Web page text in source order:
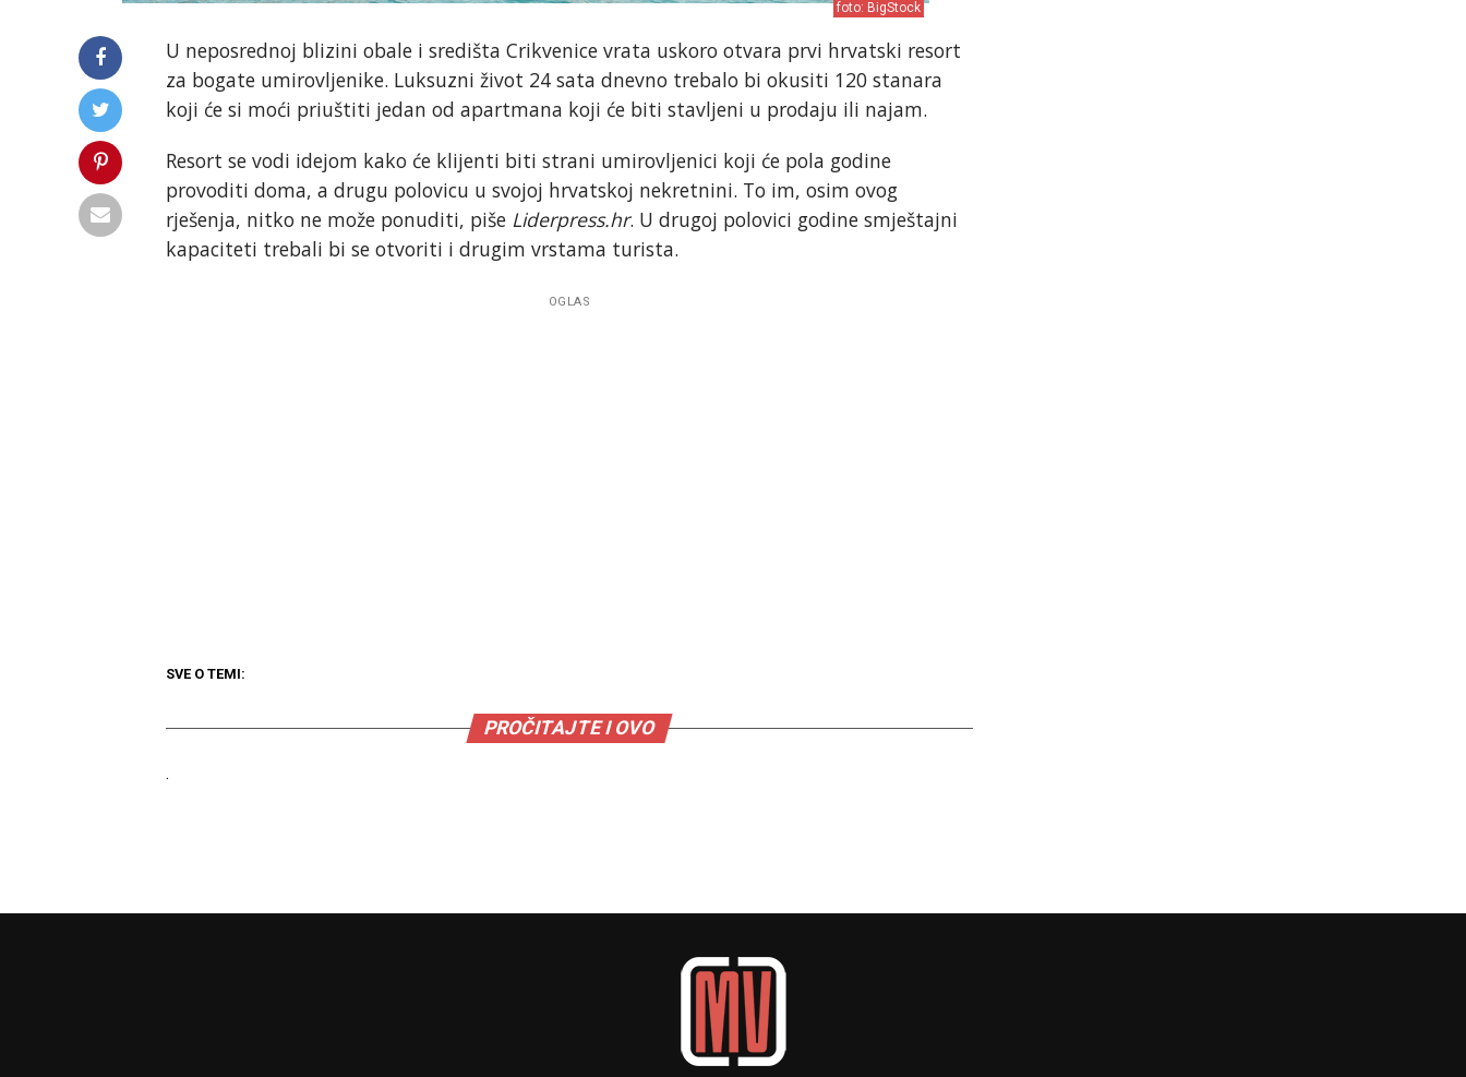
foto: BigStock
U neposrednoj blizini obale i središta Crikvenice vrata uskoro otvara prvi hrvatski resort
za bogate umirovljenike. Luksuzni život 24 sata dnevno trebalo bi okusiti 120 stanara
koji će si moći priuštiti jedan od apartmana koji će biti stavljeni u prodaju ili najam.
Resort se vodi idejom kako će klijenti biti strani umirovljenici koji će pola godine
provoditi doma, a drugu polovicu u svojoj hrvatskoj nekretnini. To im, osim ovog
rješenja, nitko ne može ponuditi, piše Liderpress.hr. U drugoj polovici godine smještajni
kapaciteti trebali bi se otvoriti i drugim vrstama turista.
OGLAS
SVE O TEMI:
PROČITAJTE I OVO
.